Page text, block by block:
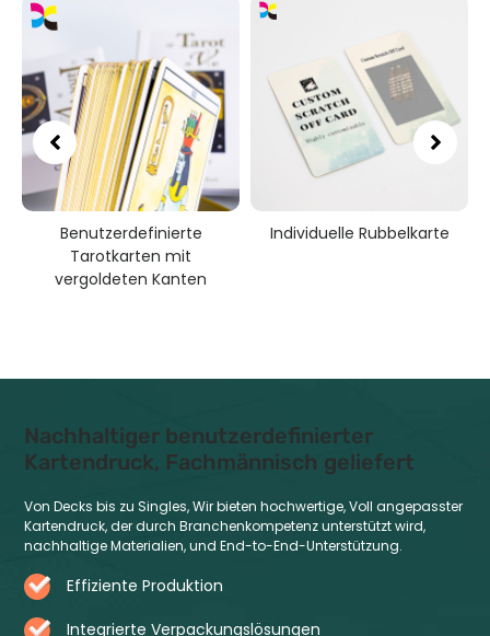
Benutzerdefinierte
Tarotkarten mit
vergoldeten Kanten
Individuelle Rubbelkarte
Nachhaltiger benutzerdefinierter
Kartendruck, Fachmännisch geliefert
Von Decks bis zu Singles, Wir bieten hochwertige, Voll angepasster
Kartendruck, der durch Branchenkompetenz unterstützt wird,
nachhaltige Materialien, und End-to-End-Unterstützung.
Effiziente Produktion
Integrierte Verpackungslösungen